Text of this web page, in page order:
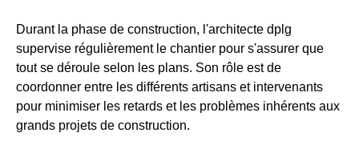
Durant la phase de construction, l'architecte dplg
supervise régulièrement le chantier pour s'assurer que
tout se déroule selon les plans. Son rôle est de
coordonner entre les différents artisans et intervenants
pour minimiser les retards et les problèmes inhérents aux
grands projets de construction.